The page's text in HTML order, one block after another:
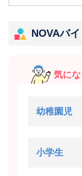
NOVAバ
気に
幼稚園児
小学生